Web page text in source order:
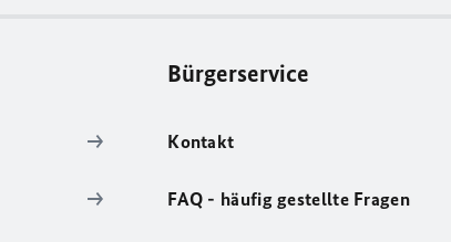
Bürgerservice
Kontakt
FAQ - häufig gestellte Fragen